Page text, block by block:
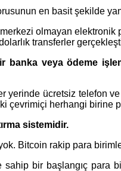
en basit şekilde
olmayan elektronik
transferler
banka veya ödeme
yerinde ücretsiz telefon
çevrimiçi herhangi birine
sistemidir.
Bitcoin rakip para
bir başlangıç ​​para